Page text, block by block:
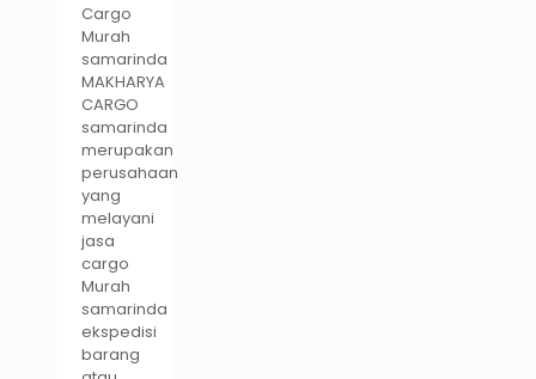
Cargo
Murah
samarinda
MAKHARYA
CARGO
samarinda
merupakan
perusahaan
yang
melayani
jasa
cargo
Murah
samarinda
ekspedisi
barang